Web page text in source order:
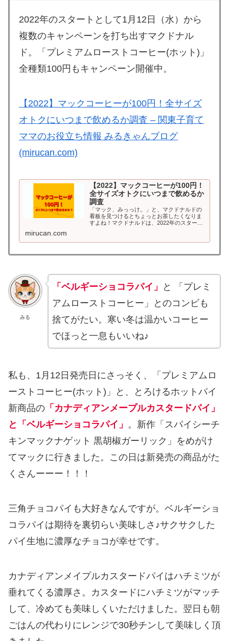
2022年のスタートとして1月12日（水）から
複数のキャンペーンを打ち出すマクドナル
ド。「プレミアムローストコーヒー(ホット)」
全種類100円もキャンペーン開催中。
【2022】マックコーヒーが100円！全サイズ
オトクにいつまで飲めるか調査 – 関東子育て
ママのお役立ち情報 みるきゃんブログ
(mirucan.com)
【2022】マックコーヒーが100円！
全サイズオトクにいつまで飲めるか
調査
「マック、みっっけ。」と、マクドナルドの
看板を見つけるとちょっとお茶したくなりま
すよね！マクドナルドは、2022年のスタート
でご提供する「ラッキーイエロ...
mirucan.com
みる
「ベルギーショコラパイ」
と 「プレミ
アムローストコーヒー」とのコンビも
捨てがたい。寒い冬は温かいコーヒー
でほっと一息もいいね♪
私も、1月12日発売日にさっそく、「プレミアムロ
ーストコーヒー(ホット)」と、とろけるホットパイ
新商品の 「カナディアンメープルカスタードパイ」
と
「ベルギーショコラパイ」 。新作「スパイシーチ
キンマックナゲット 黒胡椒ガーリック」をめがけ
てマックに行きました。この日は新発売の商品がた
くさんーーー！！！
三角チョコパイも大好きなんですが。ベルギーショ
コラパイは期待を裏切らい美味しさ♪サクサクした
パイ生地に濃厚なチョコが幸せです。
カナディアンメイプルカスタードパイはハチミツが
垂れてくる濃厚さ。カスタードにハチミツがマッチ
して、冷めても美味しくいただけました。翌日も朝
ごはんの代わりにレンジで30秒チンして美味しく頂